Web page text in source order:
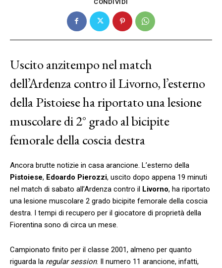
CONDIVIDI
Uscito anzitempo nel match
dell’Ardenza contro il Livorno, l’esterno
della Pistoiese ha riportato una lesione
muscolare di 2° grado al bicipite
femorale della coscia destra
Ancora brutte notizie in casa arancione. L’esterno della
Pistoiese, Edoardo Pierozzi, uscito dopo appena 19 minuti
nel match di sabato all’Ardenza contro il Livorno, ha riportato
una lesione muscolare 2 grado bicipite femorale della coscia
destra. I tempi di recupero per il giocatore di proprietà della
Fiorentina sono di circa un mese.
Campionato finito per il classe 2001, almeno per quanto
riguarda la regular session. Il numero 11 arancione, infatti,